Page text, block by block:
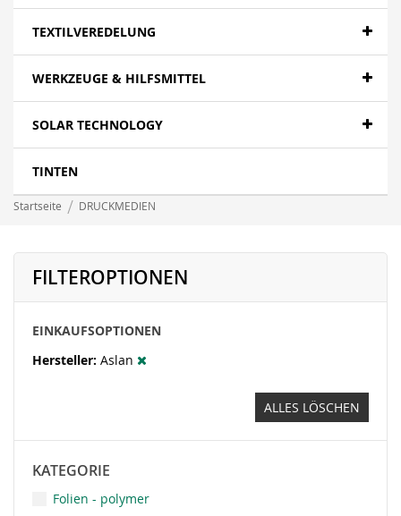
Papier- Fotopapier
Textilien - Canvas
Folien- polymer
LFP wasserbasierend - Papier
LFP wasserbasierend - Canvas
LFP wasserbasierend - Folie
LFP wasserbasierend - Textil
Banner - Mesh
TEXTILVEREDELUNG
WERKZEUGE & HILFSMITTEL
SOLAR TECHNOLOGY
TINTEN
Startseite DRUCKMEDIEN
FILTEROPTIONEN
EINKAUFSOPTIONEN
Hersteller Aslan
ALLES LÖSCHEN
KATEGORIE
Folien - polymer